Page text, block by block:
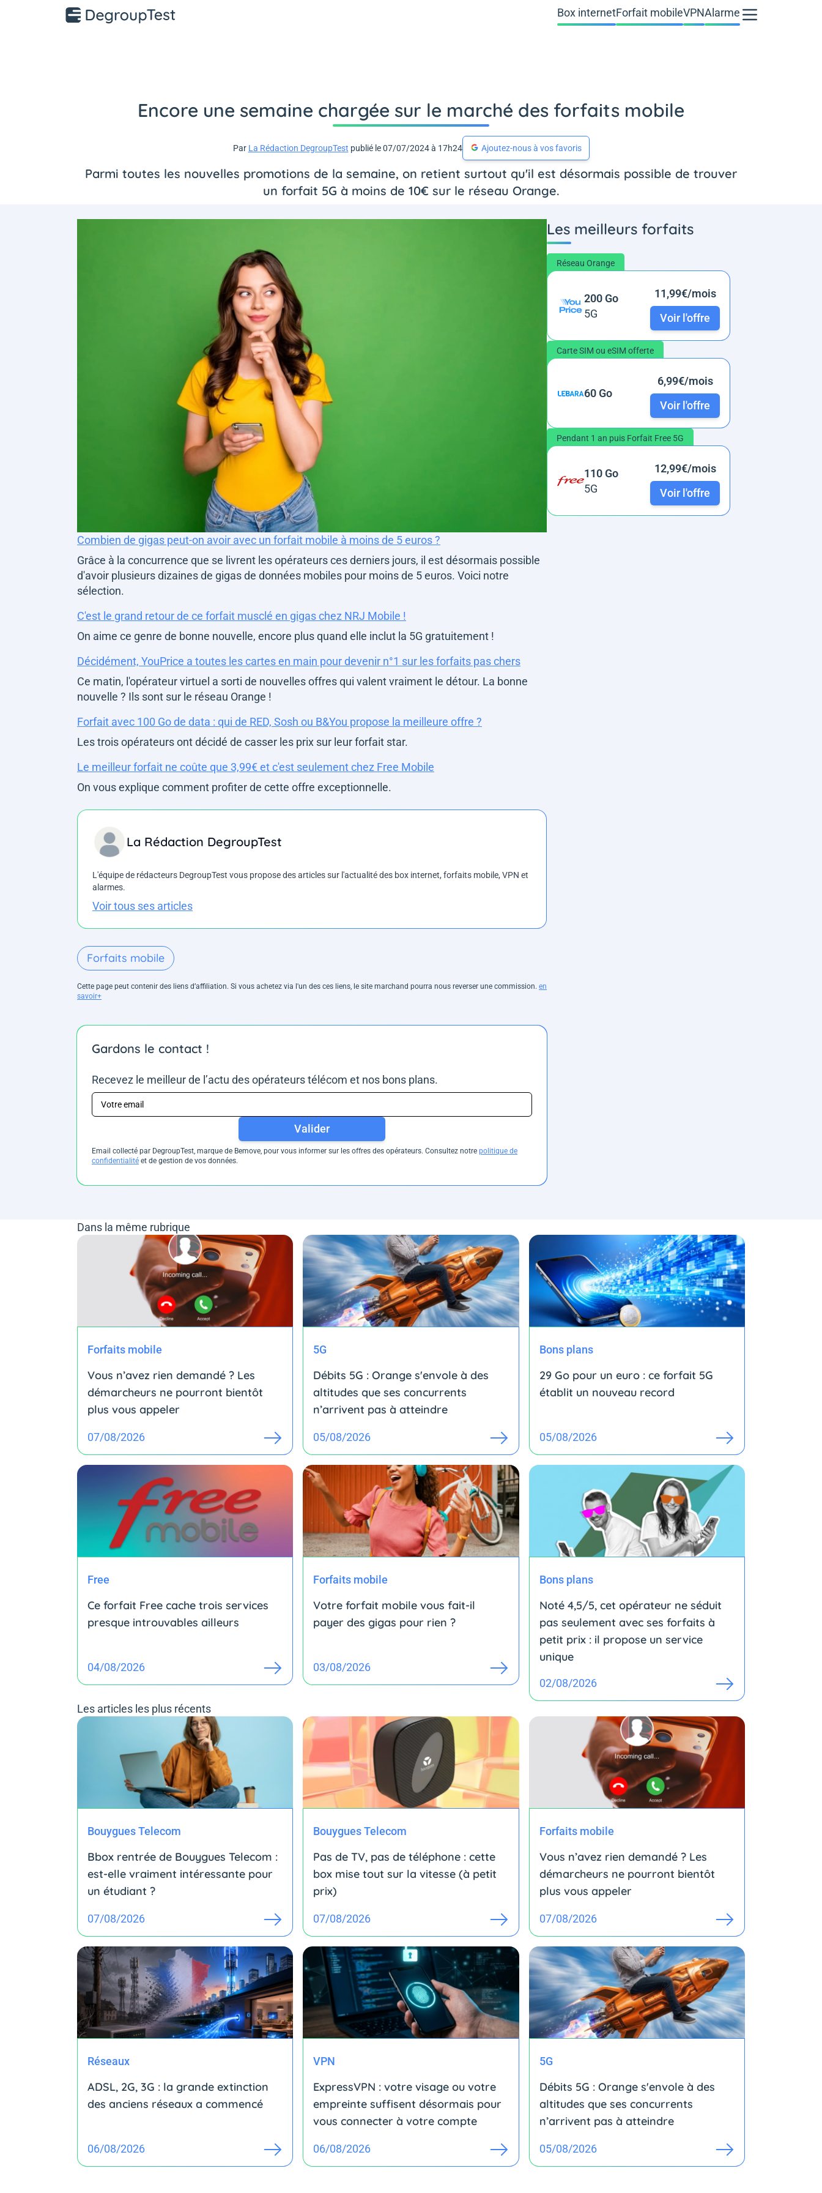
Box internetForfait mobileVPNAlarme
Encore une semaine chargée sur le marché des forfaits mobile
Par La Rédaction DegroupTest publié le 07/07/2024 à 17h24 Ajoutez-nous à vos favoris
Parmi toutes les nouvelles promotions de la semaine, on retient surtout qu'il est désormais possible de trouver
un forfait 5G à moins de 10€ sur le réseau Orange.
Combien de gigas peut-on avoir avec un forfait mobile à moins de 5 euros ?
Grâce à la concurrence que se livrent les opérateurs ces derniers jours, il est désormais possible
d'avoir plusieurs dizaines de gigas de données mobiles pour moins de 5 euros. Voici notre
sélection.
C'est le grand retour de ce forfait musclé en gigas chez NRJ Mobile !
On aime ce genre de bonne nouvelle, encore plus quand elle inclut la 5G gratuitement !
Décidément, YouPrice a toutes les cartes en main pour devenir n°1 sur les forfaits pas chers
Ce matin, l'opérateur virtuel a sorti de nouvelles offres qui valent vraiment le détour. La bonne
nouvelle ? Ils sont sur le réseau Orange !
Forfait avec 100 Go de data : qui de RED, Sosh ou B&You propose la meilleure offre ?
Les trois opérateurs ont décidé de casser les prix sur leur forfait star.
Le meilleur forfait ne coûte que 3,99€ et c'est seulement chez Free Mobile
On vous explique comment profiter de cette offre exceptionnelle.
La Rédaction DegroupTest
L'équipe de rédacteurs DegroupTest vous propose des articles sur l'actualité des box internet, forfaits mobile, VPN et
alarmes.
Voir tous ses articles
Forfaits mobile
Cette page peut contenir des liens d’affiliation. Si vous achetez via l'un des ces liens, le site marchand pourra nous reverser une commission. en
savoir+
Gardons le contact !
Recevez le meilleur de l’actu des opérateurs télécom et nos bons plans.
Valider
Email collecté par DegroupTest, marque de Bemove, pour vous informer sur les offres des opérateurs. Consultez notre politique de
confidentialité et de gestion de vos données.
Les meilleurs forfaits
Réseau Orange
200 Go
5G
11,99€/mois
Voir l'offre
Carte SIM ou eSIM offerte
60 Go
6,99€/mois
Voir l'offre
Pendant 1 an puis Forfait Free 5G
110 Go
5G
12,99€/mois
Voir l'offre
Dans la même rubrique
Forfaits mobile
Vous n’avez rien demandé ? Les
démarcheurs ne pourront bientôt
plus vous appeler
07/08/2026
5G
Débits 5G : Orange s'envole à des
altitudes que ses concurrents
n’arrivent pas à atteindre
05/08/2026
Bons plans
29 Go pour un euro : ce forfait 5G
établit un nouveau record
05/08/2026
Free
Ce forfait Free cache trois services
presque introuvables ailleurs
04/08/2026
Forfaits mobile
Votre forfait mobile vous fait-il
payer des gigas pour rien ?
03/08/2026
Bons plans
Noté 4,5/5, cet opérateur ne séduit
pas seulement avec ses forfaits à
petit prix : il propose un service
unique
02/08/2026
Les articles les plus récents
Bouygues Telecom
Bbox rentrée de Bouygues Telecom :
est-elle vraiment intéressante pour
un étudiant ?
07/08/2026
Bouygues Telecom
Pas de TV, pas de téléphone : cette
box mise tout sur la vitesse (à petit
prix)
07/08/2026
Forfaits mobile
Vous n’avez rien demandé ? Les
démarcheurs ne pourront bientôt
plus vous appeler
07/08/2026
Réseaux
ADSL, 2G, 3G : la grande extinction
des anciens réseaux a commencé
06/08/2026
VPN
ExpressVPN : votre visage ou votre
empreinte suffisent désormais pour
vous connecter à votre compte
06/08/2026
5G
Débits 5G : Orange s'envole à des
altitudes que ses concurrents
n’arrivent pas à atteindre
05/08/2026